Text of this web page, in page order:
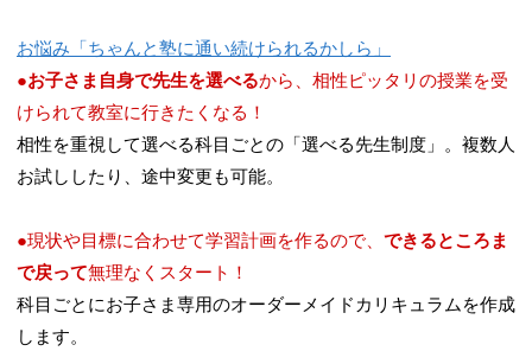
お悩み「ちゃんと塾に通い続けられるかしら」
●お子さま自身で先生を選べるから、相性ピッタリの授業を受
けられて教室に行きたくなる！
相性を重視して選べる科目ごとの「選べる先生制度」。複数人
お試ししたり、途中変更も可能。
●現状や目標に合わせて学習計画を作るので、 できるところま
で戻って無理なくスタート！
科目ごとにお子さま専用のオーダーメイドカリキュラムを作成
します。